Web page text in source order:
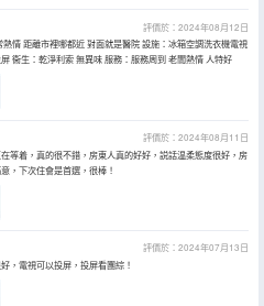
評價於：2024年08月12日
情 距離市裡哪都近 對面就是醫院 設施：冰箱空調洗衣機電視
衞生：乾淨利索 無異味 服務：服務周到 老闆熱情 人特好
評價於：2024年08月11日
等着，真的很不錯，房東人真的好好，説話温柔態度很好，房
，下次住會是首選，很棒！
評價於：2024年07月13日
，電視可以投屏，投屏看團綜！